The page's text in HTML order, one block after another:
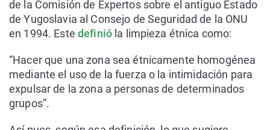
de la Comisión de Expertos sobre el antiguo Estado
de Yugoslavia al Consejo de Seguridad de la ONU
en 1994. Este definióla limpieza étnica como:
“Hacer que una zona sea étnicamente homogénea
mediante el uso de la fuerza o la intimidación para
expulsar de la zona a personas de determinados
grupos”.